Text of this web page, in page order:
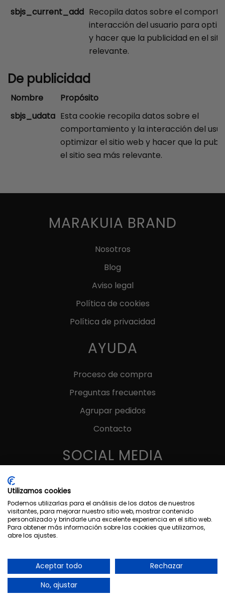
sbjs_current_add Recopila datos sobre el
interacción del usuario para
y hacer que la publicidad en el
relevante.
De publicidad
Nombre
Propósito
sbjs_udata Esta cookie recopila datos sobre el
comportamiento y la interacción del
optimizar el sitio web y hacer que la
el sitio sea más relevante.
MARAKUIA BRAND
Nosotros
Blog
Aviso legal
Política de cookies
Política de privacidad
AYUDA
Proceso de compra
Preguntas frecuentes
Agrupar pedidos
Contacto
SOCIAL MEDIA
MÉTODOS DE PAGO
MARAKUIA © 2025 | Diseñado por
Utilizamos cookies
Podemos utilizarlas para el análisis de los datos de nuestros
visitantes, para mejorar nuestro sitio web, mostrar contenido
personalizado y brindarle una excelente experiencia en el sitio web.
Para obtener más información sobre las cookies que utilizamos,
abre los ajustes.
Aceptar todo
Rechazar
No, ajustar